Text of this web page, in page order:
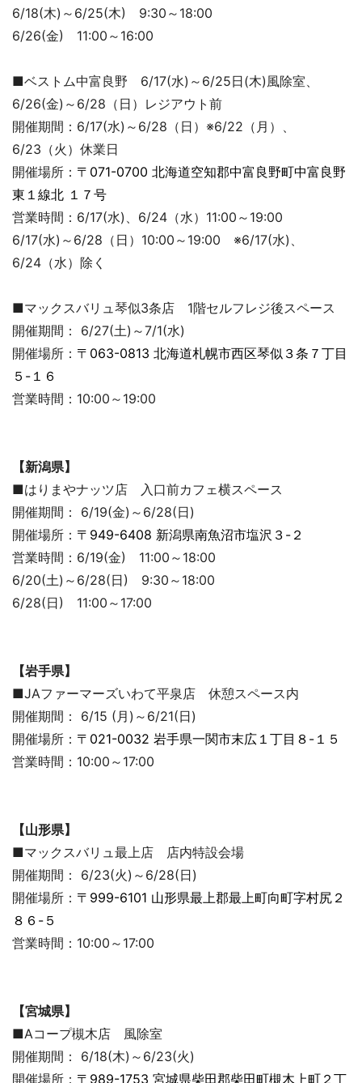
6/18(木)～6/25(木) 9:30～18:00
6/26(金) 11:00～16:00
■ベストム中富良野 6/17(水)～6/25日(木)風除室、
6/26(金)～6/28（日）レジアウト前
開催期間：6/17(水)～6/28（日）※6/22（月）、
6/23（火）休業日
開催場所： 〒071-0700 北海道空知郡中富良野町中富良野
東１線北 １７号
営業時間：6/17(水)、6/24（水）11:00～19:00
6/17(水)～6/28（日）10:00～19:00 ※6/17(水)、
6/24（水）除く
■マックスバリュ琴似3条店 1階セルフレジ後スペース
開催期間： 6/27(土)～7/1(水)
開催場所： 〒063-0813 北海道札幌市西区琴似３条７丁目
５-１６
営業時間：10:00～19:00
【新潟県】
■はりまやナッツ店 入口前カフェ横スペース
開催期間： 6/19(金)～6/28(日)
開催場所： 〒949-6408 新潟県南魚沼市塩沢３-２
営業時間：6/19(金) 11:00～18:00
6/20(土)～6/28(日) 9:30～18:00
6/28(日) 11:00～17:00
【岩手県】
■JAファーマーズいわて平泉店 休憩スペース内
開催期間： 6/15 (月)～6/21(日)
開催場所： 〒021-0032 岩手県一関市末広１丁目８-１５
営業時間：10:00～17:00
【山形県】
■マックスバリュ最上店 店内特設会場
開催期間： 6/23(火)～6/28(日)
開催場所： 〒999-6101 山形県最上郡最上町向町字村尻２
８６-５
営業時間：10:00～17:00
【宮城県】
■Aコープ槻木店 風除室
開催期間： 6/18(木)～6/23(火)
開催場所： 〒989-1753 宮城県柴田郡柴田町槻木上町２丁